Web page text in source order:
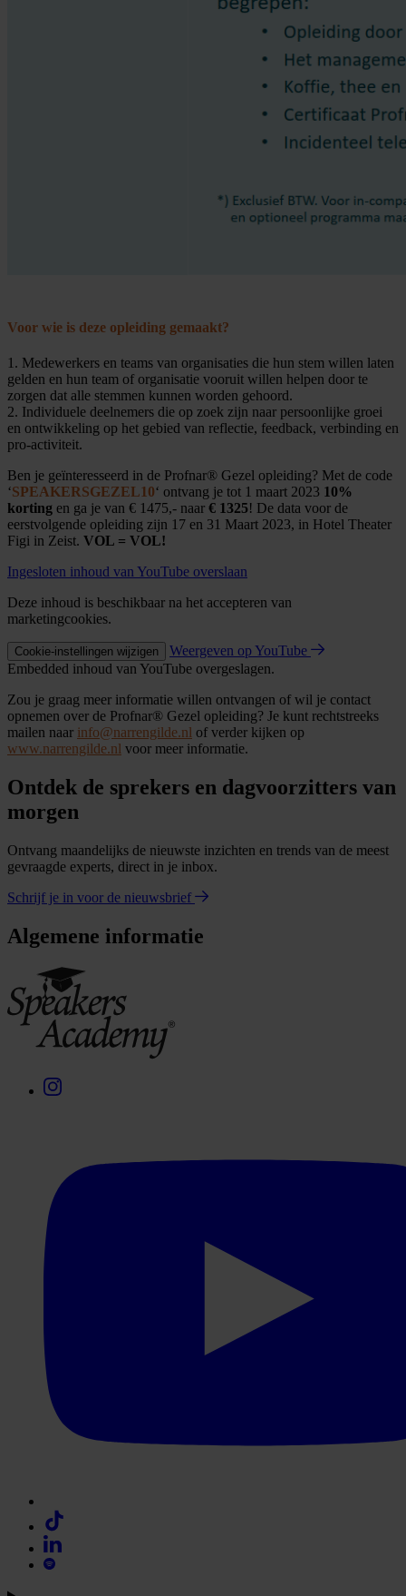
Voor wie is deze opleiding gemaakt?
1. Medewerkers en teams van organisaties die hun stem willen laten
gelden en hun team of organisatie vooruit willen helpen door te
zorgen dat alle stemmen kunnen worden gehoord.
2. Individuele deelnemers die op zoek zijn naar persoonlijke groei
en ontwikkeling op het gebied van reflectie, feedback, verbinding en
pro-activiteit.
Ben je geïnteresseerd in de Profnar® Gezel opleiding? Met de code
‘SPEAKERSGEZEL10‘ ontvang je tot 1 maart 2023 10%
korting en ga je van € 1475,- naar € 1325! De data voor de
eerstvolgende opleiding zijn 17 en 31 Maart 2023, in Hotel Theater
Figi in Zeist. VOL = VOL!
Ingesloten inhoud van YouTube overslaan
Deze inhoud is beschikbaar na het accepteren van
marketingcookies.
Cookie-instellingen wijzigen
Weergeven op YouTube
Embedded inhoud van YouTube overgeslagen.
Zou je graag meer informatie willen ontvangen of wil je contact
opnemen over de Profnar® Gezel opleiding? Je kunt rechtstreeks
mailen naar info@narrengilde.nl of verder kijken op
www.narrengilde.nl voor meer informatie.
Ontdek de sprekers en dagvoorzitters van
morgen
Ontvang maandelijks de nieuwste inzichten en trends van de meest
gevraagde experts, direct in je inbox.
Schrijf je in voor de nieuwsbrief
Algemene informatie